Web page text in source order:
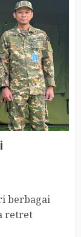
berbagai
retret